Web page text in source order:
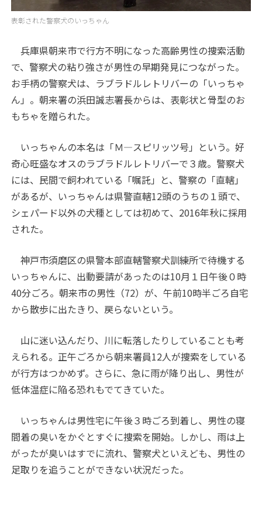
表彰された警察犬のいっちゃん
兵庫県朝来市で行方不明になった高齢男性の捜索活動
で、警察犬の粘り強さが男性の早期発見につながった。
お手柄の警察犬は、ラブラドルレトリバーの「いっちゃ
ん」。朝来署の浜田誠志署長からは、表彰状と骨型のお
もちゃを贈られた。
いっちゃんの本名は「Ｍ―スピリッツ号」という。好
奇心旺盛なオスのラブラドルレトリバーで３歳。警察犬
には、民間で飼われている「嘱託」と、警察の「直轄」
があるが、いっちゃんは県警直轄12頭のうちの１頭で、
シェパード以外の犬種としては初めて、2016年秋に採用
された。
神戸市須磨区の県警本部直轄警察犬訓練所で待機する
いっちゃんに、出動要請があったのは10月１日午後０時
40分ごろ。朝来市の男性（72）が、午前10時半ごろ自宅
から散歩に出たきり、戻らないという。
山に迷い込んだり、川に転落したりしていることも考
えられる。正午ごろから朝来署員12人が捜索をしている
が行方はつかめず。さらに、急に雨が降り出し、男性が
低体温症に陥る恐れもでてきていた。
いっちゃんは男性宅に午後３時ごろ到着し、男性の寝
間着の臭いをかぐとすぐに捜索を開始。しかし、雨は上
がったが臭いはすでに流れ、警察犬といえども、男性の
足取りを追うことができない状況だった。